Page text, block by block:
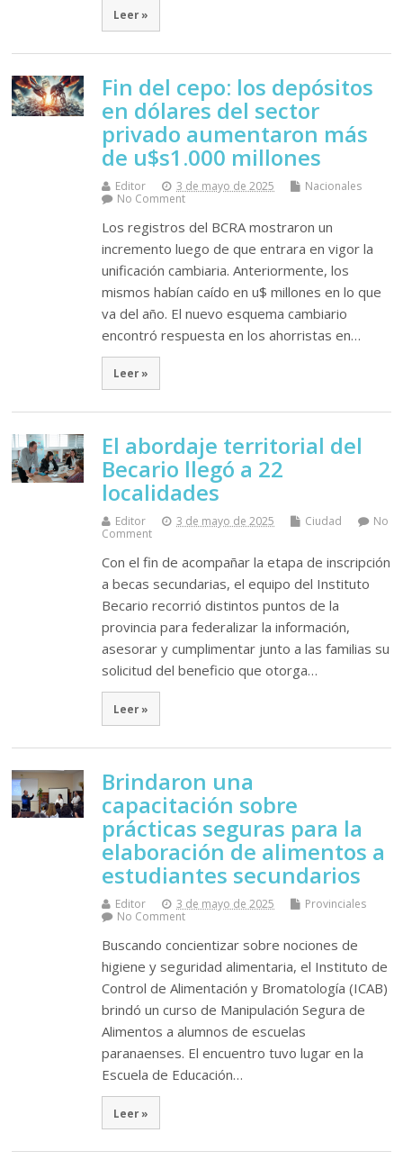
Leer »
Fin del cepo: los depósitos
en dólares del sector
privado aumentaron más
de u$s1.000 millones
Editor 3 de mayo de 2025
Nacionales
No Comment
Los registros del BCRA mostraron un
incremento luego de que entrara en vigor la
unificación cambiaria. Anteriormente, los
mismos habían caído en u$ millones en lo que
va del año. El nuevo esquema cambiario
encontró respuesta en los ahorristas en…
Leer »
El abordaje territorial del
Becario llegó a 22
localidades
Editor 3 de mayo de 2025 Ciudad
No
Comment
Con el fin de acompañar la etapa de inscripción
a becas secundarias, el equipo del Instituto
Becario recorrió distintos puntos de la
provincia para federalizar la información,
asesorar y cumplimentar junto a las familias su
solicitud del beneficio que otorga…
Leer »
Brindaron una
capacitación sobre
prácticas seguras para la
elaboración de alimentos a
estudiantes secundarios
Editor 3 de mayo de 2025
Provinciales
No Comment
Buscando concientizar sobre nociones de
higiene y seguridad alimentaria, el Instituto de
Control de Alimentación y Bromatología (ICAB)
brindó un curso de Manipulación Segura de
Alimentos a alumnos de escuelas
paranaenses. El encuentro tuvo lugar en la
Escuela de Educación…
Leer »